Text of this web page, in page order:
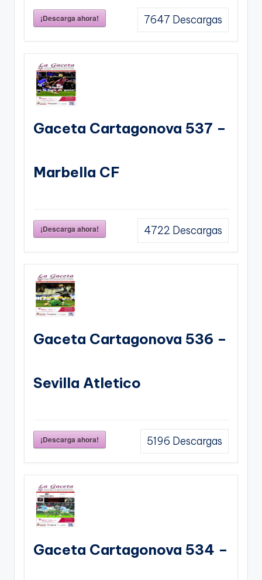
¡Descarga ahora! 7647 Descargas
Gaceta Cartagonova 537 –
Marbella CF
¡Descarga ahora! 4722 Descargas
Gaceta Cartagonova 536 –
Sevilla Atletico
¡Descarga ahora! 5196 Descargas
Gaceta Cartagonova 534 –